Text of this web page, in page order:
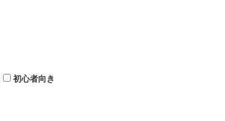
初心者向き